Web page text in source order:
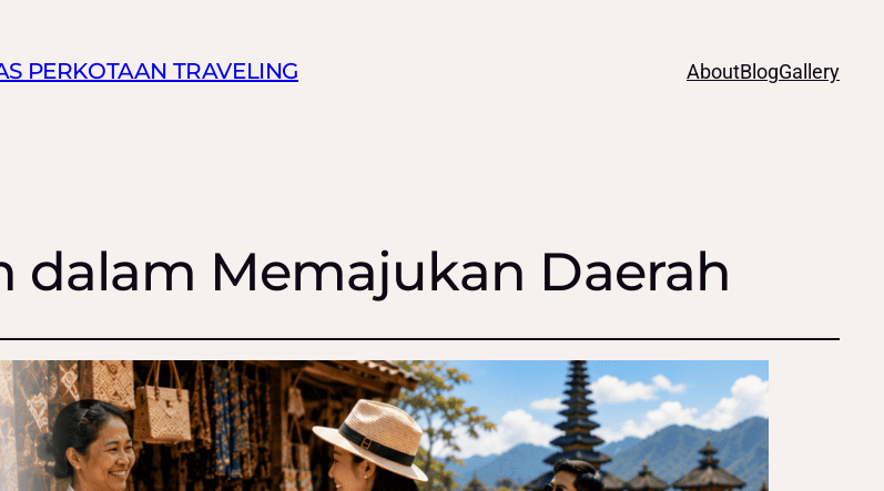
PERKOTAAN TRAVELING AboutBlogGallery
dalam Memajukan Daerah